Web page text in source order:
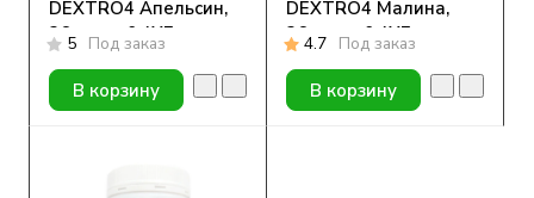
DEXTRO4 Апельсин,
36шт по 0,4ХЕ
5 Под заказ
В корзину
DEXTRO4 Малина,
36шт по 0,4ХЕ
4.7 Под заказ
В корзину